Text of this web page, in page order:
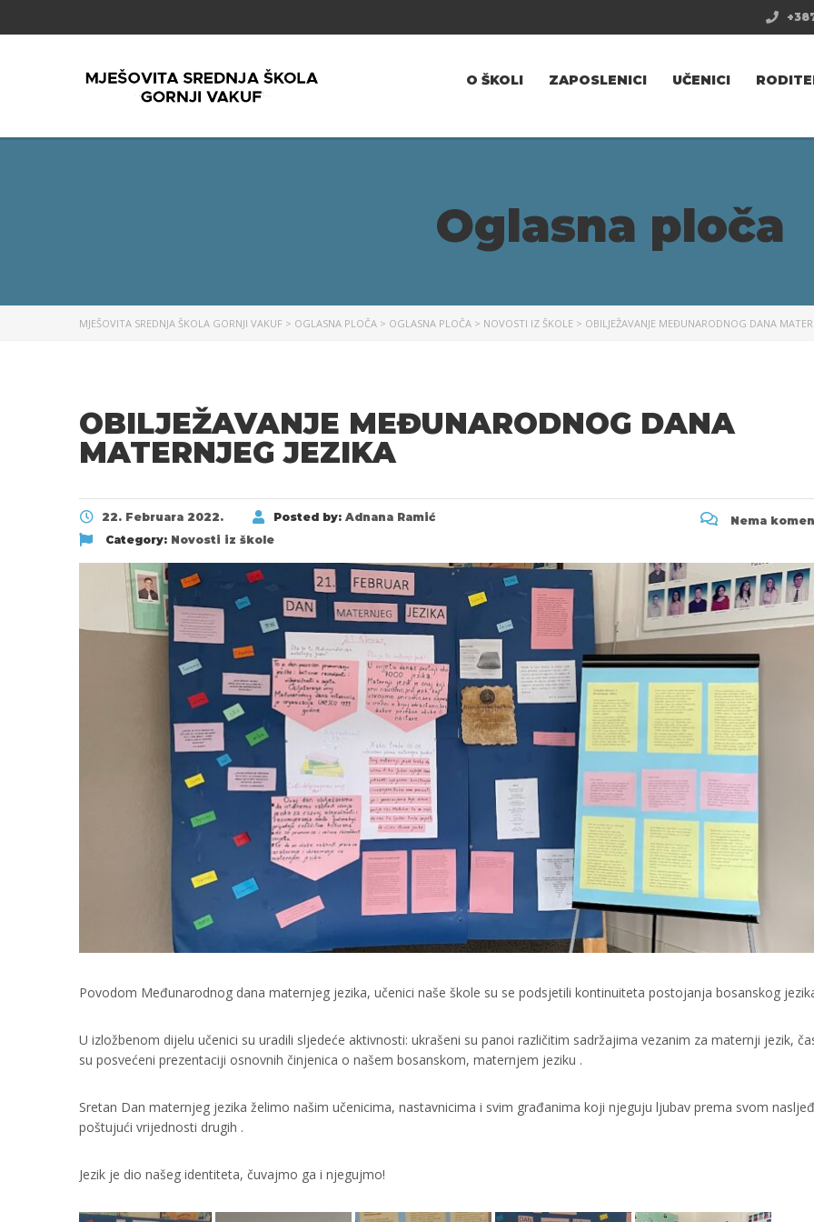
O ŠKOLI ZAPOSLENICI UČENICI
Oglasna ploča
MJEŠOVITA SREDNJA ŠKOLA GORNJI VAKUF > OGLASNA PLOČA > OGLASNA PLOČA > NOVOSTI IZ ŠKOLE > OBILJEŽAVANJE MEĐUNARODNOG DANA
OBILJEŽAVANJE MEĐUNARODNOG DANA
MATERNJEG JEZIKA
22. Februara 2022. Posted by: Adnana Ramić
Category: Novosti iz škole
Nema
Povodom Međunarodnog dana maternjeg jezika, učenici naše škole su se podsjetili kontinuiteta postojanja bosanskog
U izložbenom dijelu učenici su uradili sljedeće aktivnosti: ukrašeni su panoi različitim sadržajima vezanim za maternji jezik,
su posvećeni prezentaciji osnovnih činjenica o našem bosanskom, maternjem jeziku .
Sretan Dan maternjeg jezika želimo našim učenicima, nastavnicima i svim građanima koji njeguju ljubav prema svom
poštujući vrijednosti drugih .
Jezik je dio našeg identiteta, čuvajmo ga i njegujmo!